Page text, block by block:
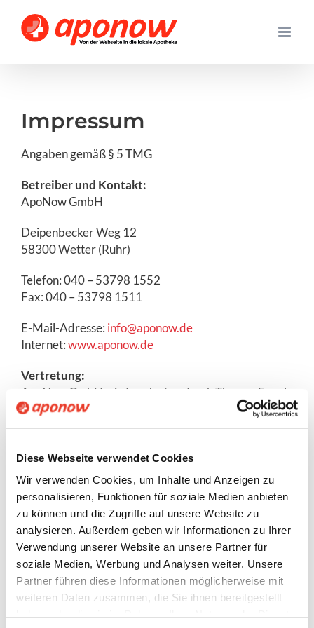
Diese Webseite verwendet Cookies
Wir verwenden Cookies, um Inhalte und Anzeigen zu
personalisieren, Funktionen für soziale Medien anbieten
zu können und die Zugriffe auf unsere Website zu
analysieren. Außerdem geben wir Informationen zu Ihrer
Verwendung unserer Website an unsere Partner für
soziale Medien, Werbung und Analysen weiter. Unsere
Partner führen diese Informationen möglicherweise mit
weiteren Daten zusammen, die Sie ihnen bereitgestellt
content
Impressum
Angaben gemäß § 5 TMG
Betreiber und Kontakt:
ApoNow GmbH
Deipenbecker Weg 12
58300 Wetter (Ruhr)
Telefon: 040 – 53798 1552
Fax: 040 – 53798 1511
E-Mail-Adresse: info@aponow.de
Internet:www.aponow.de
Vertretung:
ApoNow GmbH wird vertreten durch Thomas Engels
Register und Registernummer: Amtsgericht Hagen,
HRB 11308
Verantwortlicher für journalistisch-redaktionelle
Inhalte gem. § 55 II RstV:
Thomas Engels
Keine Abmahnung ohne Kontakt!
Im Falle der Geltendmachung von Ansprüchen
jeglicher Art aus urheber-, wettbewerbsrechtlichen
sowie markenrechtlichen Angelegenheiten bitten wir,
zur Vermeidung unnötiger Rechtsstreitigkeiten,
Abmahnungen und Kosten, uns umgehend zu
kontaktieren. Falls Ansprüche der oben genannten